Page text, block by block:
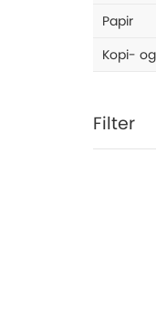
Papir
Kopi-
Filter